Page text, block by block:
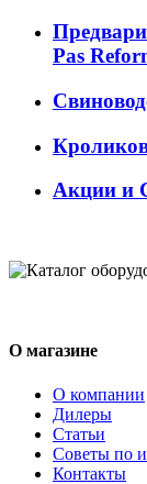
Pas
Акции и
О магазине
О компании
Дилеры
Статьи
Советы по
Контакты